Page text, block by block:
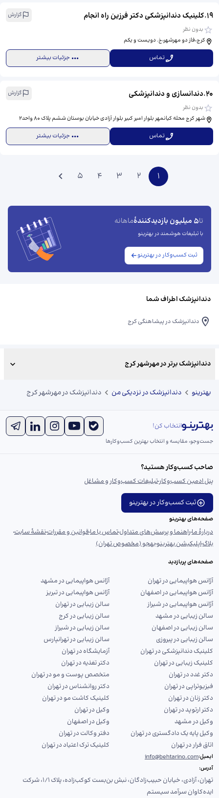
19
.کلینیک دندانپزشکی دکتر فرزین راه انجام
گزارش
بدون نظر
کرج،فاز دو مهرشهر،خ. دویست و یکم
تماس جزئیات بیشتر
20
.دندانسازی و دندانپزشکی
گزارش
بدون نظر
شهر کرج محله کیانمهر بلوار امیر کبیر بلوار آزادی خیابان بوستان ششم پلاک 80 واحد2
تماس جزئیات بیشتر
1
2
3
4
5
تا5 میلیون بازدیدکنندهٔ ماهانه
با تبلیغات هوشمند در بهترینو
ثبت کسب‌وکار در بهترینو
دندانپزشک اطراف شما
دندانپزشک در پیشاهنگی کرج
دندانپزشک برتر در مهرشهر کرج
بهترینو دندانپزشک در نزدیکی من دندانپزشک در مهرشهر کرج
انتخاب کن!
جست‌و‌جو، مقایسه و انتخاب بهترین کسب‌وکارها
صاحب کسب‌وکار هستید؟
پنل ادمین کسب‌وکارتبلیغات کسب‌وکار و مشاغل
ثبت کسب‌وکار در بهترینو
صفحه‌های بهترینو
دربارهٔ ماراهنما و پرسش‌های متداولتماس با ماقوانین و مقرراتنقشهٔ سایت
بلاگاپلیکیشن بهترینوبهجو (مخصوص تهران)
صفحه‌های پربازدید
آژانس هواپیمایی در تهران
آژانس هواپیمایی در مشهد
آژانس هواپیمایی در اصفهان
آژانس هواپیمایی در تبریز
آژانس هواپیمایی در شیراز
سالن زیبایی در تهران
سالن زیبایی در مشهد
سالن زیبایی در کرج
سالن زیبایی در اصفهان
سالن زیبایی در شیراز
سالن زیبایی در پیروزی
سالن زیبایی در تهرانپارس
کلینیک دندانپزشکی در تهران
آزمایشگاه در تهران
کلینیک زیبایی در تهران
دکتر تغذیه در تهران
دکتر غدد در تهران
متخصص پوست و مو در تهران
فیزیوتراپی در تهران
دکتر روانشناس در تهران
دکتر زنان در تهران
کلینیک کاشت مو در تهران
دکتر ارتوپد در تهران
وکیل در تهران
وکیل در مشهد
وکیل در اصفهان
وکیل پایه یک دادگستری در تهران
دفتر وکالت در تهران
اتاق فرار در تهران
کلینیک ترک اعتیاد در تهران
ایمیل:info@behtarino.com
آدرس:
تهران، آزادی، خیابان حبیب‌زادگان، نبش بن‌بست کوکب‌زاده، پلاک ۱/۱، شرکت
ایده‌کاوان سرآمد سیستم